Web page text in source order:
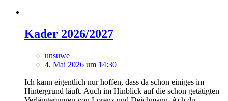
Kader 2026/2027
unsuwe
4. Mai 2026 um 14:30
Ich kann eigentlich nur hoffen, dass da schon einiges im
Hintergrund läuft. Auch im Hinblick auf die schon getätigten